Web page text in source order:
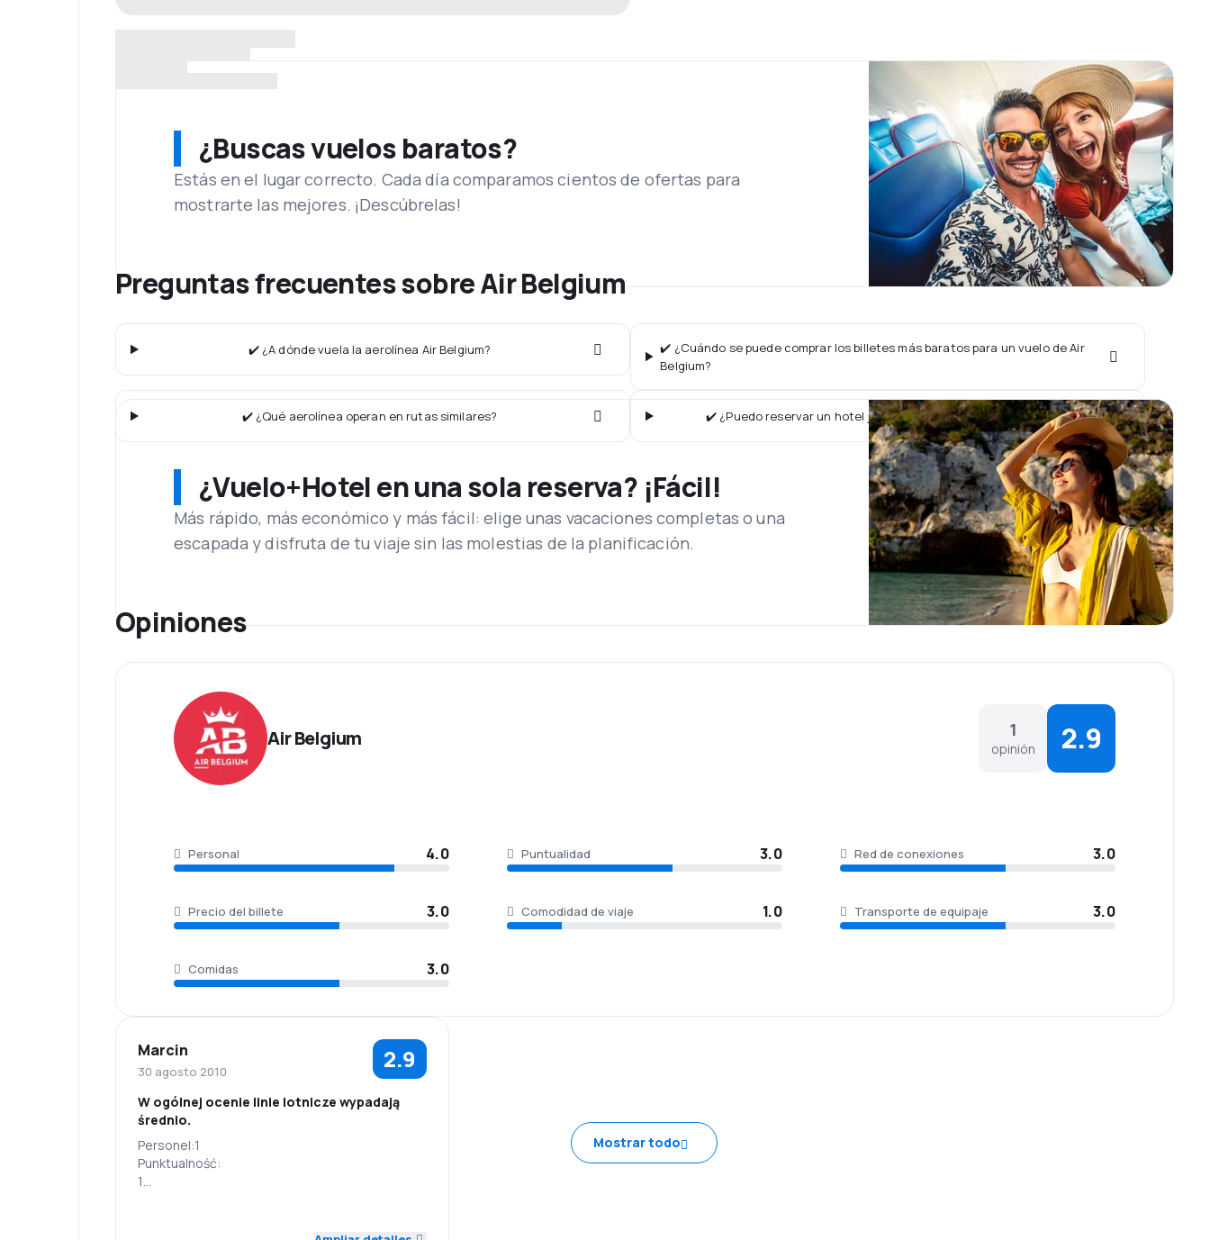
¿Buscas vuelos baratos?
Estás en el lugar correcto. Cada día comparamos cientos de ofertas para
mostrarte las mejores. ¡Descúbrelas!
Preguntas frecuentes sobre Air Belgium
✔️ ¿A dónde vuela la aerolínea Air Belgium?
✔️ ¿Cuándo se puede comprar los billetes más baratos para un vuelo de Air
Belgium?
✔️ ¿Qué aerolínea operan en rutas similares? ✔️ ¿Puedo reservar un hotel junto con un vuelo de Air Belgium?
¿Vuelo+Hotel en una sola reserva? ¡Fácil!
Más rápido, más económico y más fácil: elige unas vacaciones completas o una
escapada y disfruta de tu viaje sin las molestias de la planificación.
Opiniones
Air Belgium 1
opinión 2.9
Personal 4.0 Puntualidad 3.0 Red de conexiones 3.0
Precio del billete 3.0 Comodidad de viaje 1.0 Transporte de equipaje 3.0
Comidas 3.0
Marcin
30 agosto 2010 2.9
W ogólnej ocenie linie lotnicze wypadają
średnio.
Personel:1
Punktualność:
1
Mostrar todo